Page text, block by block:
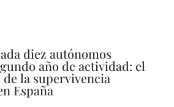
diez autónomos
año de actividad: el
la supervivencia
España